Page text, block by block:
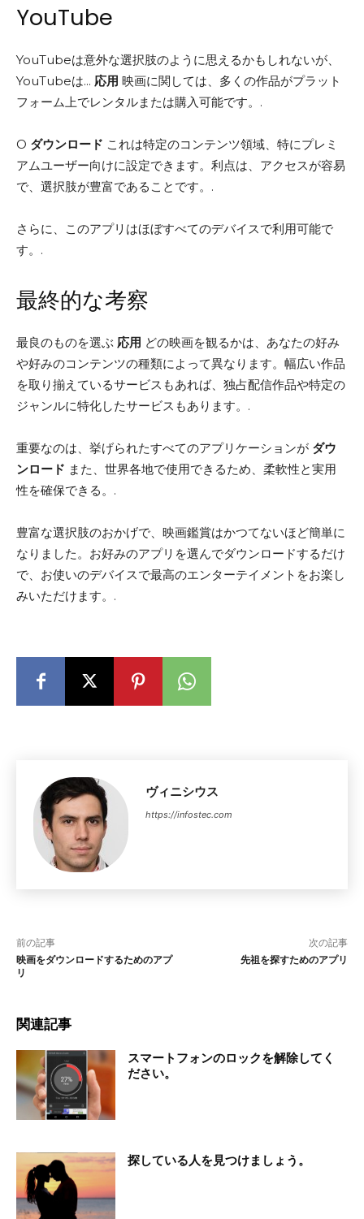
YouTube
YouTubeは意外な選択肢のように思えるかもしれないが、
YouTubeは... 応用 映画に関しては、多くの作品がプラット
フォーム上でレンタルまたは購入可能です。.
O ダウンロード これは特定のコンテンツ領域、特にプレミ
アムユーザー向けに設定できます。利点は、アクセスが容易
で、選択肢が豊富であることです。.
さらに、このアプリはほぼすべてのデバイスで利用可能で
す。.
最終的な考察
最良のものを選ぶ 応用 どの映画を観るかは、あなたの好み
や好みのコンテンツの種類によって異なります。幅広い作品
を取り揃えているサービスもあれば、独占配信作品や特定の
ジャンルに特化したサービスもあります。.
重要なのは、挙げられたすべてのアプリケーションが ダウ
ンロード また、世界各地で使用できるため、柔軟性と実用
性を確保できる。.
豊富な選択肢のおかげで、映画鑑賞はかつてないほど簡単に
なりました。お好みのアプリを選んでダウンロードするだけ
で、お使いのデバイスで最高のエンターテイメントをお楽し
みいただけます。.
ヴィニシウス
https://infostec.com
前の記事
映画をダウンロードするためのアプ
リ
次の記事
先祖を探すためのアプリ
関連記事
スマートフォンのロックを解除してく
ださい。
探している人を見つけましょう。